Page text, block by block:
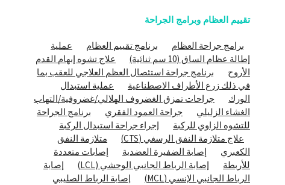
تقييم العظام وبرامج الجراحة
برامج جراحة العظام برنامج تقييم العظام
عملية
إطالة عظام الساق (10 سم ثنائية)
علاج تشوه إبهام القدم
الأروح
برنامج جراحة استئصال العظم العلاجي للعقب بما
في ذلك زرع الأطراف الاصطناعية
عملية استبدال
الورك
جراحات تمزق الغضروف الهلالي/غضروفية/التهاب
الغشاء الزليلي
جراحة العمود الفقري
برنامج الجراحة
للتشوه الزاوي للركبة
إجراء جراحة استبدال الركبة
علاج متلازمة النفق الرسغي (CTS)
متلازمة النفق
الكعبري
إصابة الضفيرة العضدية
إصابات متعددة
للأربطة
إصابة الرباط الجانبي الوحشي (LCL)
إصابة
الرباط الجانبي الإنسي (MCL)
إصابة الرباط الصليبي